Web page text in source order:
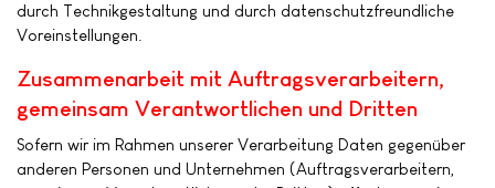
durch Technikgestaltung und durch datenschutzfreundliche
Voreinstellungen.
Zusammenarbeit mit Auftragsverarbeitern,
gemeinsam Verantwortlichen und Dritten
Sofern wir im Rahmen unserer Verarbeitung Daten gegenüber
anderen Personen und Unternehmen (Auftragsverarbeitern,